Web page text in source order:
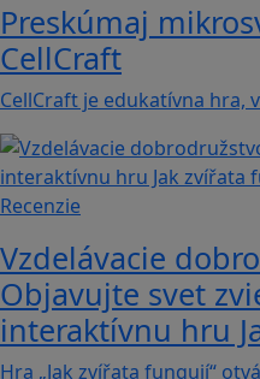
Preskúmaj
CellCraft
CellCraft je edukatívna hra,
Recenzie
Vzdelávacie
Objavujte svet
interaktívnu hru
Hra „Jak zvířata fungují“